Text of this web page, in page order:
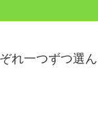
れ一つずつ選ん